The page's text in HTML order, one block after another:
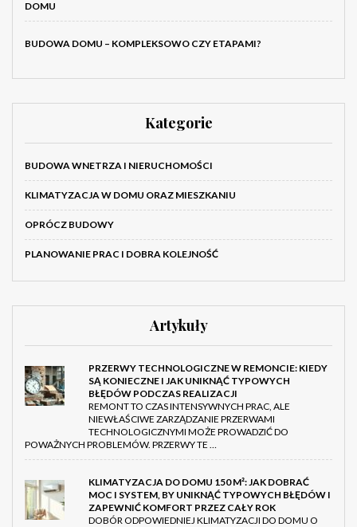
DOMU
BUDOWA DOMU – KOMPLEKSOWO CZY ETAPAMI?
Kategorie
BUDOWA WNETRZA I NIERUCHOMOŚCI
KLIMATYZACJA W DOMU ORAZ MIESZKANIU
OPRÓCZ BUDOWY
PLANOWANIE PRAC I DOBRA KOLEJNOŚĆ
Artykuły
PRZERWY TECHNOLOGICZNE W REMONCIE: KIEDY
SĄ KONIECZNE I JAK UNIKNĄĆ TYPOWYCH
BŁĘDÓW PODCZAS REALIZACJI
REMONT TO CZAS INTENSYWNYCH PRAC, ALE
NIEWŁAŚCIWE ZARZĄDZANIE PRZERWAMI
TECHNOLOGICZNYMI MOŻE PROWADZIĆ DO
POWAŻNYCH PROBLEMÓW. PRZERWY TE …
KLIMATYZACJA DO DOMU 150 M²: JAK DOBRAĆ
MOC I SYSTEM, BY UNIKNĄĆ TYPOWYCH BŁĘDÓW I
ZAPEWNIĆ KOMFORT PRZEZ CAŁY ROK
DOBÓR ODPOWIEDNIEJ KLIMATYZACJI DO DOMU O